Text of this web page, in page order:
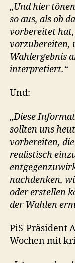
„Und hier
so aus, als ob
vorbereitet
vorzubereiten,
Wahlergebnis
interpretiert.“
Und:
„Diese
sollten uns
vorbereiten,
realistisch
nachdenken,
oder erstellen
der Wahlen
PiS-Präsident
Wochen mit